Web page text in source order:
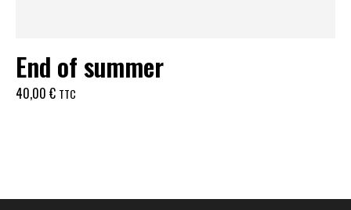
End of summer
40,00 € TTC